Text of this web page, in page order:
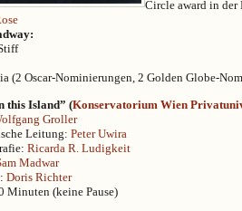
Circle award in
(2 Oscar-Nominierungen, 2 Golden Globe-
this Island” (Konservatorium Wien
Groller
Leitung: Peter Uwira
Ricarda R. Ludigkeit
Madwar
Doris Richter
Minuten (keine Pause)